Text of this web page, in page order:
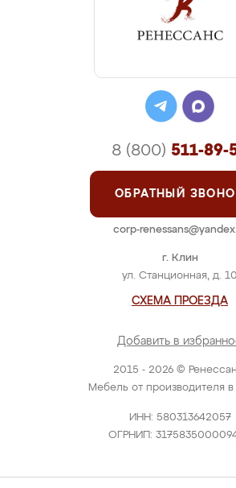
2015 - 2026 ©
Мебель от производителя в
ИНН: 580313642057
ОГРНИП:
г. Клин
ул. Станционная, д. 10
СХЕМА ПРОЕЗДА
Добавить в
8 (800) 511-89-
ОБРАТНЫЙ
corp-